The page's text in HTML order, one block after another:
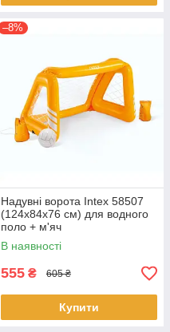
–8%
Надувні ворота Intex 58507
(124х84х76 см) для водного
поло + м'яч
В наявності
555 ₴ 605 ₴
Купити